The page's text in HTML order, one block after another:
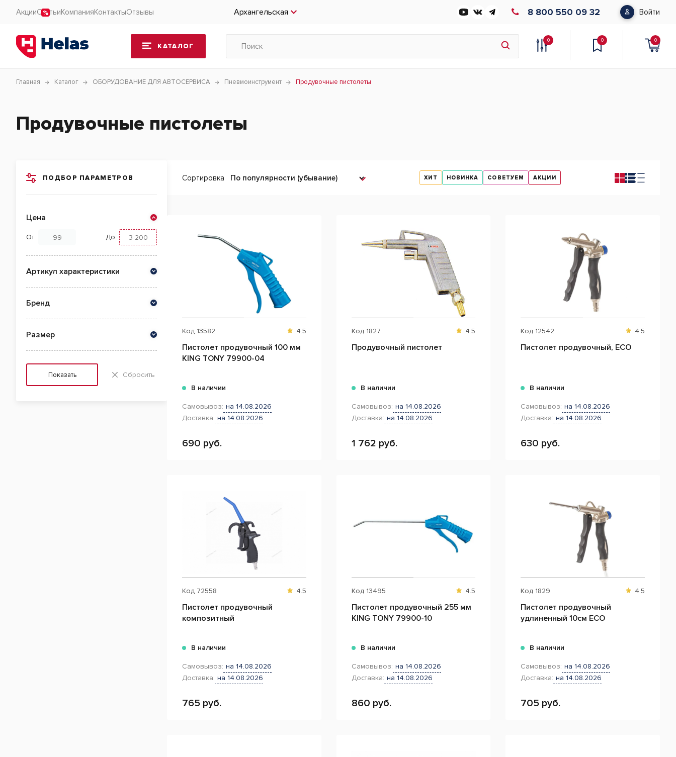
АкцииСтатьиКомпанияКонтактыОтзывы Архангельская 8 800 550 09 32 Войти
КАТАЛОГ
0 0 0
Главная Каталог ОБОРУДОВАНИЕ ДЛЯ АВТОСЕРВИСА Пневмоинструмент Продувочные пистолеты
Продувочные пистолеты
ПОДБОР ПАРАМЕТРОВ
Цена
От До
Артикул характеристики
Бренд
Размер
Показать Сбросить
Сортировка ХИТ НОВИНКА СОВЕТУЕМ АКЦИИ
Код 13582 4.5
Пистолет продувочный 100 мм
KING TONY 79900-04
В наличии
Самовывоз: на 14.08.2026
Доставка: на 14.08.2026
690 руб.
Код 1827 4.5
Продувочный пистолет
В наличии
Самовывоз: на 14.08.2026
Доставка: на 14.08.2026
1 762 руб.
Код 12542 4.5
Пистолет продувочный, ECO
В наличии
Самовывоз: на 14.08.2026
Доставка: на 14.08.2026
630 руб.
Код 72558 4.5
Пистолет продувочный
композитный
В наличии
Самовывоз: на 14.08.2026
Доставка: на 14.08.2026
765 руб.
Код 13495 4.5
Пистолет продувочный 255 мм
KING TONY 79900-10
В наличии
Самовывоз: на 14.08.2026
Доставка: на 14.08.2026
860 руб.
Код 1829 4.5
Пистолет продувочный
удлиненный 10см ECO
В наличии
Самовывоз: на 14.08.2026
Доставка: на 14.08.2026
705 руб.